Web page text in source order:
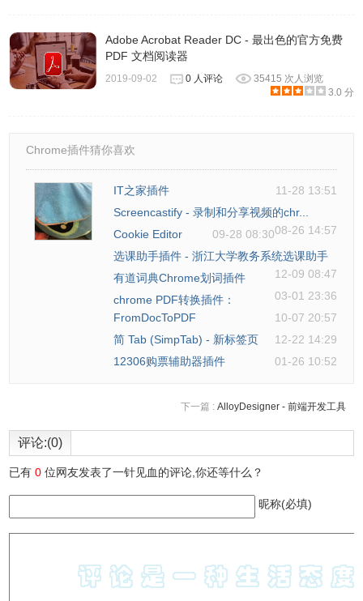
Adobe Acrobat Reader DC - 最出色的官方免费
PDF 文档阅读器
2019-09-02 0 人评论
35415 次人浏览
3.0 分
Chrome插件猜你喜欢
IT之家插件
11-28 13:51
Screencastify - 录制和分享视频的chr...
08-26 14:57
Cookie Editor
09-28 08:30
选课助手插件 - 浙江大学教务系统选课助手
12-09 08:47
有道词典Chrome划词插件
03-01 23:36
chrome PDF转换插件：
FromDocToPDF
10-07 20:57
简 Tab (SimpTab) - 新标签页
12-22 14:29
12306购票辅助器插件
01-26 10:52
下一篇 : AlloyDesigner - 前端开发工具
评论:(0)
已有0 位网友发表了一针见血的评论,你还等什么？
昵称(必填)